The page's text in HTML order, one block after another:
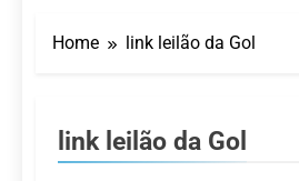
nos
7 De Agosto
de lazer
7 De Agosto
Executivo
Home link leilão da Gol
link leilão da Gol